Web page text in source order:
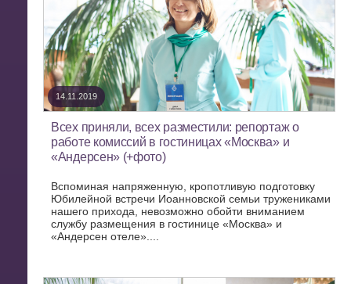
14.11.2019
Всех приняли, всех разместили: репортаж о
работе комиссий в гостиницах «Москва» и
«Андерсен» (+фото)
Вспоминая напряженную, кропотливую подготовку
Юбилейной встречи Иоанновской семьи тружениками
нашего прихода, невозможно обойти вниманием
службу размещения в гостинице «Москва» и
«Андерсен отеле»....